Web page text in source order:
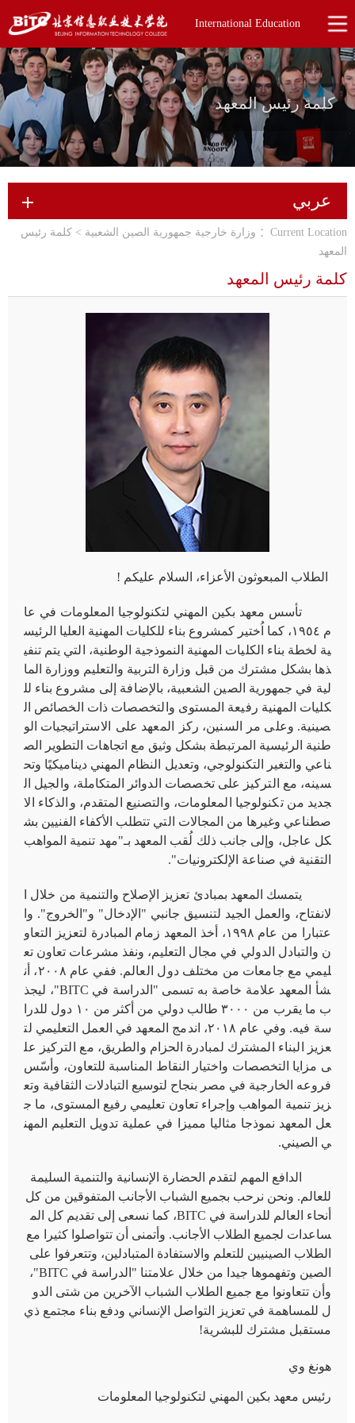
International Education
كلمة رئيس المعهد
عربي
Current Location： وزارة خارجية جمهورية الصين الشعبية > كلمة رئيس
المعهد
كلمة رئيس المعهد
الطلاب المبعوثون الأعزاء، السلام عليكم !
تأسس معهد بكين المهني لتكنولوجيا المعلومات في عا
م ١٩٥٤، كما اُختير كمشروع بناء للكليات المهنية
العليا الرئيس
ية لخطة بناء الكليات المهنية النموذجية الوطنية، التي يتم تنفي
ذها بشكل مشترك من قبل وزارة التربية والتعليم ووزارة الما
لية في جمهورية الصين الشعبية، بالإضافة إلى مشروع بناء لل
كليات المهنية رفيعة المستوى والتخصصات ذات الخصائص ال
صينية. وعلى مر السنين، ركز المعهد على الاستراتيجيات الو
طنية الرئيسية المرتبطة بشكل وثيق مع اتجاهات التطوير الص
ناعي والتغير التكنولوجي، وتعديل النظام المهني ديناميكيًا وتح
سينه، مع التركيز على تخصصات الدوائر المتكاملة، والجيل ال
جديد من تكنولوجيا المعلومات، والتصنيع المتقدم، والذكاء الا
صطناعي وغيرها من المجالات التي تتطلب الأكفاء الفنيين بش
كل عاجل، وإلى جانب ذلك لُقب المعهد بـ"مهد تنمية المواهب
التقنية في صناعة الإلكترونيات".
يتمسك المعهد بمبادئ تعزيز الإصلاح والتنمية من خلال ا
لانفتاح، والعمل الجيد لتنسيق جانبي "الإدخال" و"الخروج". وا
عتبارا من عام ١٩٩٨، أخذ المعهد زمام المبادرة لتعزيز التعاو
ن والتبادل الدولي في مجال التعليم، ونفذ مشرعات تعاون تع
ليمي مع جامعات من مختلف دول العالم. ففي عام ٢٠٠٨، أن
شأ المعهد علامة خاصة به تسمى "الدراسة في BITC"، ليجذ
ب ما يقرب من ٣٠٠٠ طالب دولي من أكثر من ١٠ دول للدرا
سة فيه. وفي عام ٢٠١٨، اندمج المعهد في العمل التعليمي لت
عزيز البناء المشترك لمبادرة الحزام والطريق، مع التركيز عل
ى مزايا التخصصات واختيار النقاط المناسبة للتعاون، وأسّس
فروعه الخارجية في مصر بنجاح لتوسيع التبادلات الثقافية وتع
زيز تنمية المواهب وإجراء تعاون تعليمي رفيع المستوى، ما ج
عل المعهد نموذجا مثاليا مميزا في عملية تدويل التعليم المهن
ي الصيني.
الدافع المهم لتقدم الحضارة الإنسانية والتنمية السليمة
للعالم. ونحن نرحب بجميع الشباب الأجانب المتفوقين من كل
أنحاء العالم للدراسة في BITC، كما نسعى إلى تقديم كل الم
ساعدات لجميع الطلاب الأجانب. وأتمنى أن تتواصلوا كثيرا مع
الطلاب الصينيين للتعلم والاستفادة المتبادلين، وتتعرفوا على
الصين وتفهموها جيدا من خلال علامتنا "الدراسة في BITC"،
وأن تتعاونوا مع جميع الطلاب الشباب الآخرين من شتى الدو
ل للمساهمة في تعزيز التواصل الإنساني ودفع بناء مجتمع ذي
مستقبل مشترك للبشرية!
هونغ وي
رئيس معهد بكين المهني لتكنولوجيا المعلومات